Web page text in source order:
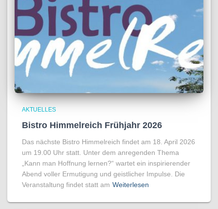
AKTUELLES
Bistro Himmelreich Frühjahr 2026
Das nächste Bistro Himmelreich findet am 18. April 2026
um 19.00 Uhr statt. Unter dem anregenden Thema
„Kann man Hoffnung lernen?“ wartet ein inspirierender
Abend voller Ermutigung und geistlicher Impulse. Die
Veranstaltung findet statt am Weiterlesen